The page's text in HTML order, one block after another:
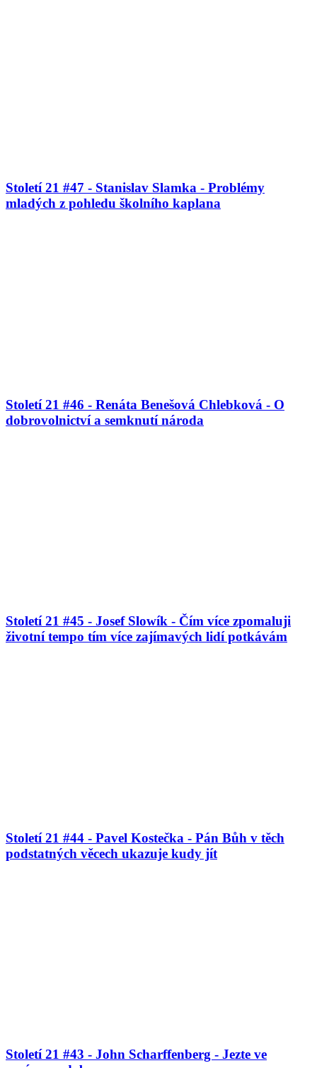
Století 21 #47 - Stanislav Slamka - Problémy
mladých z pohledu školního kaplana
Století 21 #46 - Renáta Benešová Chlebková - O
dobrovolnictví a semknutí národa
Století 21 #45 - Josef Slowík - Čím více zpomaluji
životní tempo tím více zajímavých lidí potkávám
Století 21 #44 - Pavel Kostečka - Pán Bůh v těch
podstatných věcech ukazuje kudy jít
Století 21 #43 - John Scharffenberg - Jezte ve